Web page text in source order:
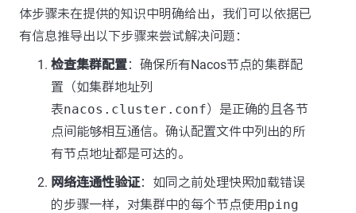
体步骤未在提供的知识中明确给出，我们可以依据已
有信息推导出以下步骤来尝试解决问题：
检查集群配置：确保所有Nacos节点的集群配
置（如集群地址列
表nacos.cluster.conf）是正确的且各节
点间能够相互通信。确认配置文件中列出的所
有节点地址都是可达的。
网络连通性验证：如同之前处理快照加载错误
的步骤一样，对集群中的每个节点使用ping